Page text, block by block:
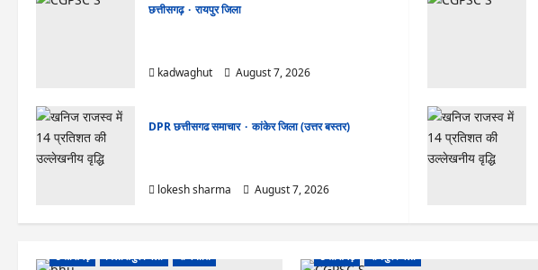
छत्तीसगढ़
रायपुर जिला
kadwaghut
August 7, 2026
DPR छत्तीसगढ समाचार
कांकेर जिला (उत्तर बस्तर)
lokesh sharma
August 7, 2026
छत्तीसगढ़ बिलासपुर जिला राजनीति छत्तीसगढ़ रायपुर जिला